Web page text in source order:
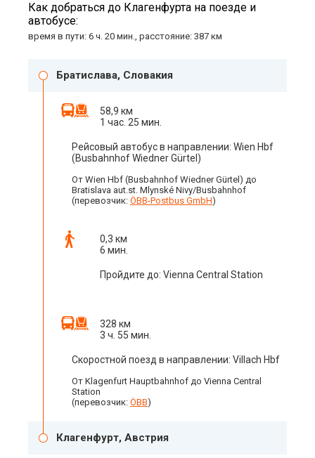
Как добраться до Клагенфурта на поезде и
автобусе:
время в пути: 6 ч. 20 мин., расстояние: 387 км
Братислава, Словакия
58,9 км
1 час. 25 мин.
Рейсовый автобус в направлении: Wien Hbf
(Busbahnhof Wiedner Gürtel)
От Wien Hbf (Busbahnhof Wiedner Gürtel) до
Bratislava aut.st. Mlynské Nivy/Busbahnhof
(перевозчик: ÖBB-Postbus GmbH)
0,3 км
6 мин.
Пройдите до: Vienna Central Station
328 км
3 ч. 55 мин.
Скоростной поезд в направлении: Villach Hbf
От Klagenfurt Hauptbahnhof до Vienna Central
Station
(перевозчик: ÖBB)
Клагенфурт, Австрия